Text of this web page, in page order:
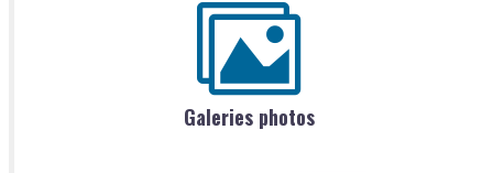
Galeries photos